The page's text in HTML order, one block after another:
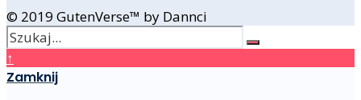
© 2019 GutenVerse™ by Dannci
↑
Zamknij